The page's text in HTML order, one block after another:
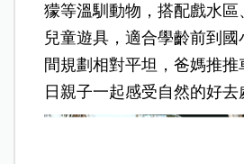
獴等溫馴動物，搭配戲水
兒童遊具，適合學齡前到
間規劃相對平坦，爸媽推
日親子一起感受自然的好去